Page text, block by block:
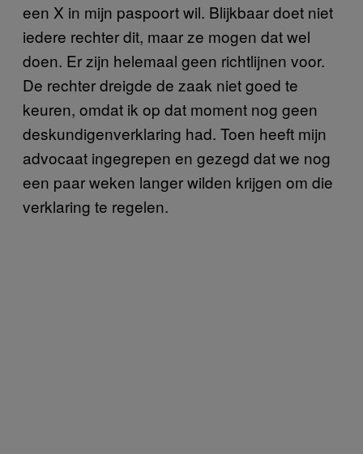
een X in mijn paspoort wil. Blijkbaar doet niet
iedere rechter dit, maar ze mogen dat wel
doen. Er zijn helemaal geen richtlijnen voor.
De rechter dreigde de zaak niet goed te
keuren, omdat ik op dat moment nog geen
deskundigenverklaring had. Toen heeft mijn
advocaat ingegrepen en gezegd dat we nog
een paar weken langer wilden krijgen om die
verklaring te regelen.